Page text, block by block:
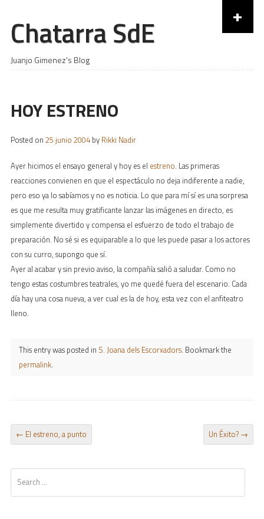
Chatarra SdE
Juanjo Gimenez's Blog
+
Skip to content
HOY ESTRENO
Posted on 25 junio 2004by Rikki Nadir
Ayer hicimos el ensayo general y hoy es el estreno. Las primeras
reacciones convienen en que el espectáculo no deja indiferente a nadie,
pero eso ya lo sabíamos y no es noticia. Lo que para mí sí es una sorpresa
es que me resulta muy gratificante lanzar las imágenes en directo, es
simplemente divertido y compensa el esfuerzo de todo el trabajo de
preparación. No sé si es equiparable a lo que les puede pasar a los actores
con su curro, supongo que sí.
Ayer al acabar y sin previo aviso, la compañía salió a saludar. Como no
tengo estas costumbres teatrales, yo me quedé fuera del escenario. Cada
día hay una cosa nueva, a ver cual es la de hoy, esta vez con el anfiteatro
lleno.
This entry was posted in S. Joana dels Escorxadors. Bookmark the
permalink.
POST NAVIGATION
← El estreno, a punto Un Éxito? →